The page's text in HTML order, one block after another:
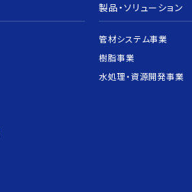
製品・ソリューション
管材システム事業
樹脂事業
水処理・資源開発事業